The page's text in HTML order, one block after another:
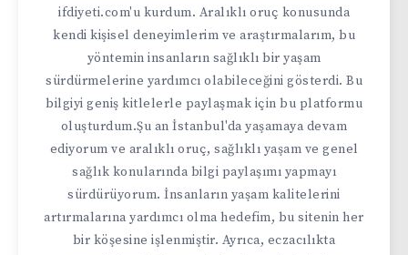
ifdiyeti.com'u kurdum. Aralıklı oruç konusunda
kendi kişisel deneyimlerim ve araştırmalarım, bu
yöntemin insanların sağlıklı bir yaşam
sürdürmelerine yardımcı olabileceğini gösterdi. Bu
bilgiyi geniş kitlelerle paylaşmak için bu platformu
oluşturdum.Şu an İstanbul'da yaşamaya devam
ediyorum ve aralıklı oruç, sağlıklı yaşam ve genel
sağlık konularında bilgi paylaşımı yapmayı
sürdürüyorum. İnsanların yaşam kalitelerini
artırmalarına yardımcı olma hedefim, bu sitenin her
bir köşesine işlenmiştir. Ayrıca, eczacılıkta